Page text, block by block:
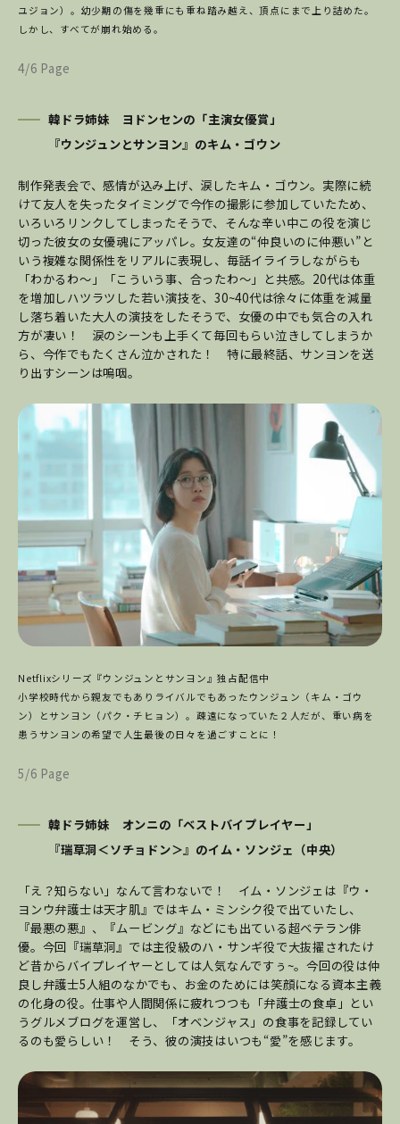
ユジョン）。幼少期の傷を幾重にも重ね踏み越え、頂点にまで上り詰めた。
しかし、すべてが崩れ始める。
4/6 Page
韓ドラ姉妹 ヨドンセンの「主演女優賞」
『ウンジュンとサンヨン』のキム・ゴウン
制作発表会で、感情が込み上げ、涙したキム・ゴウン。実際に続
けて友人を失ったタイミングで今作の撮影に参加していたため、
いろいろリンクしてしまったそうで、そんな辛い中この役を演じ
切った彼女の女優魂にアッパレ。女友達の“仲良いのに仲悪い”と
いう複雑な関係性をリアルに表現し、毎話イライラしながらも
「わかるわ〜」「こういう事、合ったわ〜」と共感。20代は体重
を増加しハツラツした若い演技を、30~40代は徐々に体重を減量
し落ち着いた大人の演技をしたそうで、女優の中でも気合の入れ
方が凄い！ 涙のシーンも上手くて毎回もらい泣きしてしまうか
ら、今作でもたくさん泣かされた！ 特に最終話、サンヨンを送
り出すシーンは嗚咽。
Netflixシリーズ『ウンジュンとサンヨン』独占配信中
小学校時代から親友でもありライバルでもあったウンジュン（キム・ゴウ
ン）とサンヨン（パク・チヒョン）。疎遠になっていた２人だが、重い病を
患うサンヨンの希望で人生最後の日々を過ごすことに！
5/6 Page
韓ドラ姉妹 オンニの「ベストバイプレイヤー」
『瑞草洞＜ソチョドン＞』のイム・ソンジェ（中央）
「え？知らない」なんて言わないで！ イム・ソンジェは『ウ・
ヨンウ弁護士は天才肌』ではキム・ミンシク役で出ていたし、
『最悪の悪』、『ムービング』などにも出ている超ベテラン俳
優。今回『瑞草洞』では主役級のハ・サンギ役で大抜擢されたけ
ど昔からバイプレイヤーとしては人気なんですぅ~。今回の役は仲
良し弁護士5人組のなかでも、お金のためには笑顔になる資本主義
の化身の役。仕事や人間関係に疲れつつも「弁護士の食卓」とい
うグルメブログを運営し、「オベンジャス」の食事を記録してい
るのも愛らしい！ そう、彼の演技はいつも“愛”を感じます。